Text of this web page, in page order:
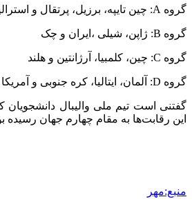
گروه A: چین تایپه، برزیل، پرتقال و استرالیا
گروه B: ژاپن، شیلی ،ایران و چک
گروه C: چین، کلمبیا، آرژانتین و هلند
‌گروه D: آلمان، ایتالیا، کره جنوبی و آمریکا
گفتنی است تیم ملی والیبال
این رقابت‌ها به مقام چهارم جهان رسیده
منبع:مهر